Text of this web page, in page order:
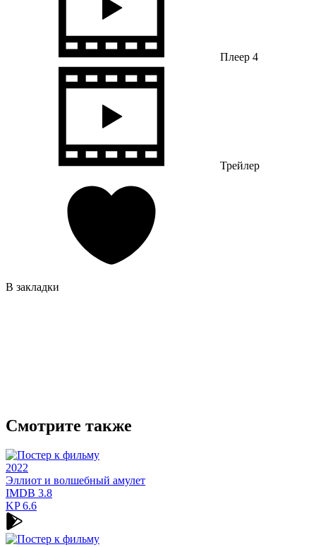
Плеер 4
Трейлер
В закладки
Смотрите также
2022
Эллиот и волшебный амулет
IMDB 3.8
KP6.6